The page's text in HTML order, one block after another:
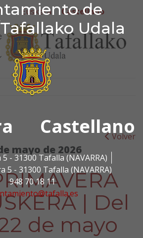
de
Udala
Castellano
- 31300 Tafalla (NAVARRA)
5 - 31300 Tafalla (NAVARRA)
948 70 18 11
de
youtube
Euskera Castellano
Volver
mayo de 2026
| Del
de mayo